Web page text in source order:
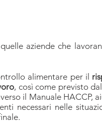
aziende che
alimentare per il
, così come previsto
il Manuale HACCP,
necessari nelle